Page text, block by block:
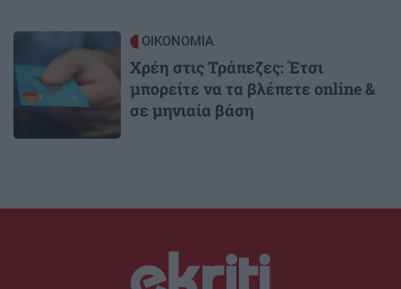
ΟΙΚΟΝΟΜΙΑ
Χρέη στις Τράπεζες: Έτσι
μπορείτε να τα βλέπετε online &
σε μηνιαία βάση